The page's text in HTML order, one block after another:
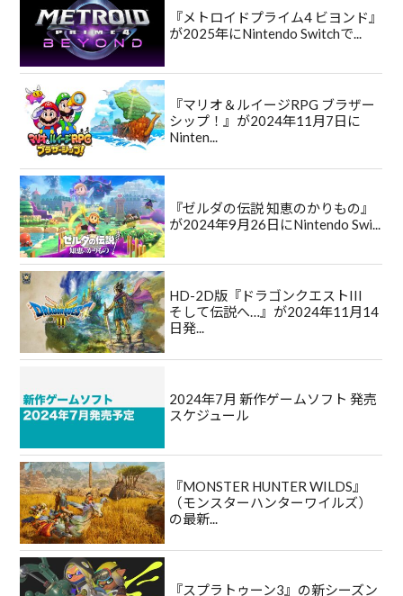
『メトロイドプライム4 ビヨンド』
が2025年にNintendo Switchで...
『マリオ＆ルイージRPG ブラザー
シップ！』が2024年11月7日に
Ninten...
『ゼルダの伝説 知恵のかりもの』
が2024年9月26日にNintendo Swi...
HD-2D版『ドラゴンクエストIII
そして伝説へ…』が2024年11月14
日発...
2024年7月 新作ゲームソフト 発売
スケジュール
『MONSTER HUNTER WILDS』
（モンスターハンターワイルズ）
の最新...
『スプラトゥーン3』の新シーズン